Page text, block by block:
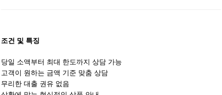
조건 및 특징
당일 소액부터 최대 한도까지 상담 가능
고객이 원하는 금액 기준 맞춤 상담
무리한 대출 권유 없음